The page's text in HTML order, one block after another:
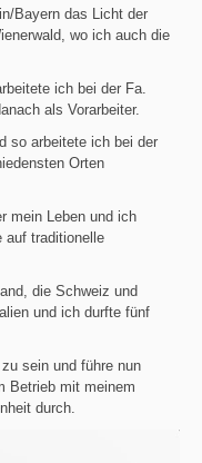
Bayern das Licht der
wo ich auch die
ich bei der Fa.
als Vorarbeiter.
so arbeitete ich bei der
Orten
mein Leben und ich
auf traditionelle
die Schweiz und
und ich durfte fünf
sein und führe nun
Betrieb mit meinem
durch.